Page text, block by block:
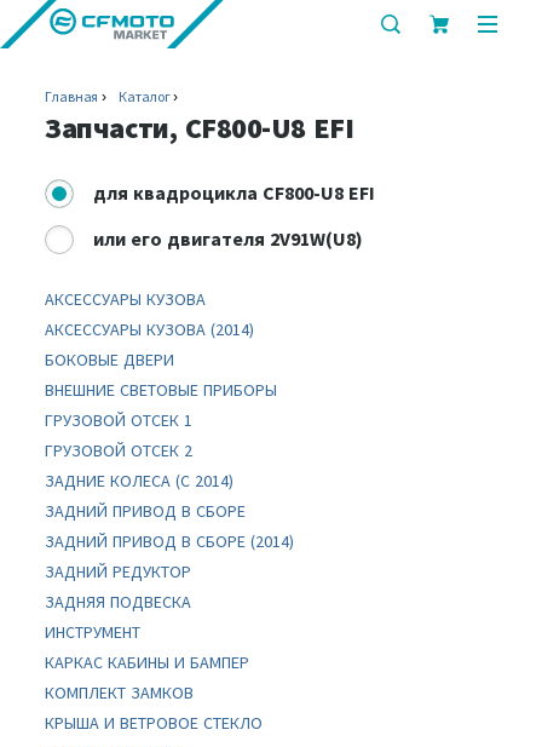
показать
Главная Каталог
Запчасти, CF800-U8 EFI
для квадроцикла CF800-U8 EFI
или его двигателя 2V91W(U8)
АКСЕССУАРЫ КУЗОВА
АКСЕССУАРЫ КУЗОВА (2014)
БОКОВЫЕ ДВЕРИ
ВНЕШНИЕ СВЕТОВЫЕ ПРИБОРЫ
ГРУЗОВОЙ ОТСЕК 1
ГРУЗОВОЙ ОТСЕК 2
ЗАДНИЕ КОЛЕСА (C 2014)
ЗАДНИЙ ПРИВОД В СБОРЕ
ЗАДНИЙ ПРИВОД В СБОРЕ (2014)
ЗАДНИЙ РЕДУКТОР
ЗАДНЯЯ ПОДВЕСКА
ИНСТРУМЕНТ
КАРКАС КАБИНЫ И БАМПЕР
КОМПЛЕКТ ЗАМКОВ
КРЫША И ВЕТРОВОЕ СТЕКЛО